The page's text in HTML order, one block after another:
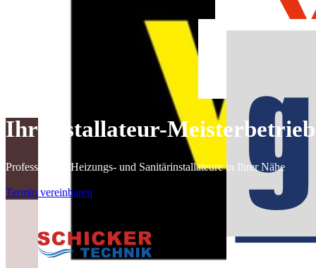
Ihr Installateur-
Professionelle Heizungs- und Sanitärinstallateure in Ihrer Nähe
Termin vereinbaren